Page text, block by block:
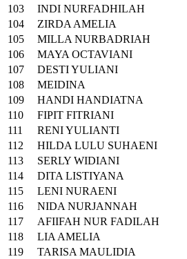
103
INDI NURFADHILAH
104
ZIRDA AMELIA
105
MILLA NURBADRIAH
106
MAYA OCTAVIANI
107
DESTI YULIANI
108
MEIDINA
109
HANDI HANDIATNA
110
FIPIT FITRIANI
111
RENI YULIANTI
112
HILDA LULU SUHAENI
113
SERLY WIDIANI
114
DITA LISTIYANA
115
LENI NURAENI
116
NIDA NURJANNAH
117
AFIIFAH NUR FADILAH
118
LIA AMELIA
119
TARISA MAULIDIA